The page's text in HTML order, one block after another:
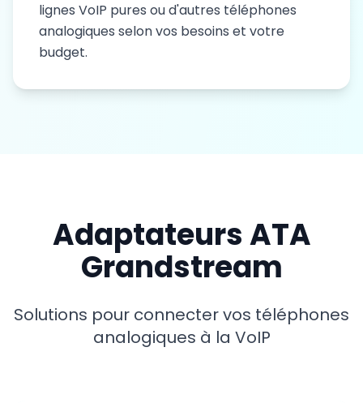
lignes VoIP pures ou d'autres téléphones
analogiques selon vos besoins et votre
budget.
Adaptateurs ATA
Grandstream
Solutions pour connecter vos téléphones
analogiques à la VoIP